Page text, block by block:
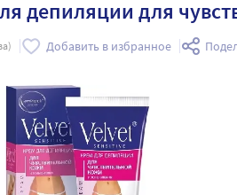
депиляции для
Добавить в избранное